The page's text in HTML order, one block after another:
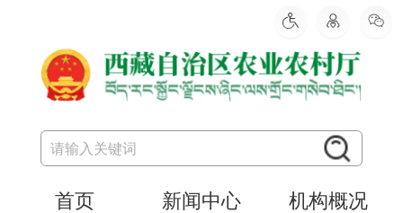
首页 新闻中心
机构概况